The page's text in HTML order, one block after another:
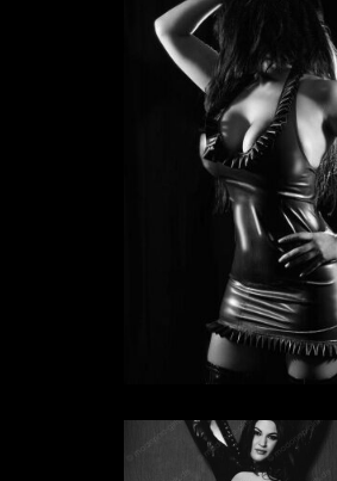
Sklavin Katja
SKLAVIN IN HESSEN